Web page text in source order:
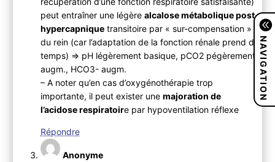
peut entraîner une légère alcalose métabolique post-
hypercapniquetransitoire par « sur-compensation »
du rein (car l’adaptation de la fonction rénale prend du
temps) => pH légèrement basique, pCO2 pégèrement
augm., HCO3- augm.
– A noter qu’en cas d’oxygénothérapie trop
importante, il peut exister une majoration de
l’acidose respiratoire par hypoventilation réflexe
Répondre
Anonyme
NAVIGATION